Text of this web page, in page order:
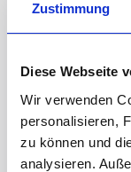
Zustimmung
Diese Webseite
Wir verwenden
personalisieren,
zu können und
analysieren.